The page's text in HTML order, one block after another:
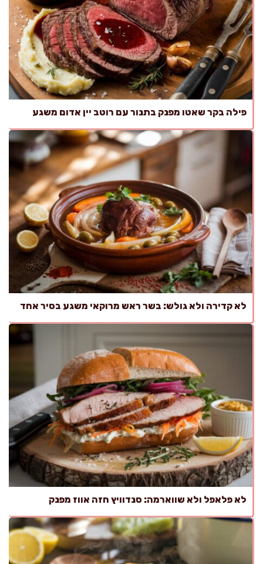
פילה בקר שאטו מפנק בתנור עם רוטב יין אדום משגע
לא קדירה ולא גולש: בשר ראש מרוקאי משגע בסיר אחד
לא פלאפל ולא שווארמה: סנדוויץ חזה אווז מפנק